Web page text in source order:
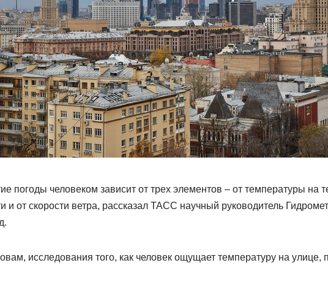
погоды человеком зависит от трех элементов – от температуры на
и от скорости ветра, рассказал ТАСС научный руководитель
исследования того, как человек ощущает температуру на улице,